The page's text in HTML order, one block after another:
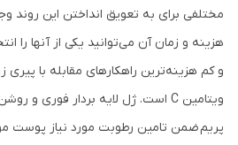
مختلفی برای به تعویق انداختن این روند
هزینه و زمان آن می‌توانید یکی از آنها را
و کم هزینه‌ترین راهکارهای مقابله با
پریم ضمن تامین رطوبت مورد نیاز